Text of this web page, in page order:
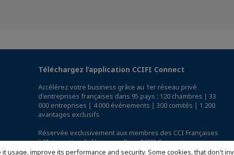
usage, improve its performance and security. Some cookies, that don't
Téléchargez l’application CCIFI Connect
Accélérez votre business grâce au 1er réseau privé
d'entreprises françaises dans 95 pays : 120 chambres | 33
000 entreprises | 4 000 événements | 300 comités | 1 200
avantages exclusifs
Réservée exclusivement aux membres des CCI Françaises
à l'International,découvrez l'app CCIFI Connect.